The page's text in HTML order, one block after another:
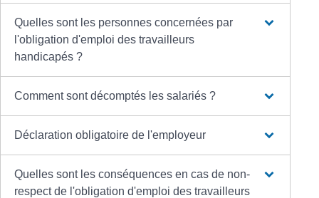
Quelles sont les personnes concernées par
l'obligation d'emploi des travailleurs
handicapés ?
Comment sont décomptés les salariés ?
Déclaration obligatoire de l'employeur
Quelles sont les conséquences en cas de non-
respect de l'obligation d'emploi des travailleurs